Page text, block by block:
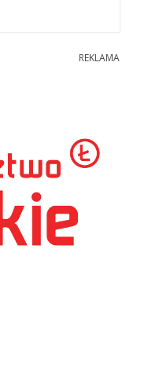
REKLAMA